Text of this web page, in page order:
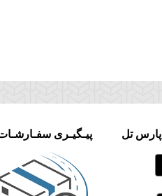
پارس تل پیـگیـری